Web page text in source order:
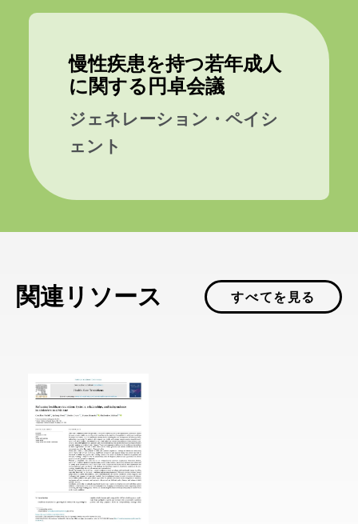
慢性疾患を持つ若年成人
に関する円卓会議
ジェネレーション・ペイシ
ェント
関連リソース すべてを見る